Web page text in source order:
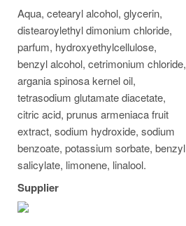
Aqua, cetearyl alcohol, glycerin,
distearoylethyl dimonium chloride,
parfum, hydroxyethylcellulose,
benzyl alcohol, cetrimonium chloride,
argania spinosa kernel oil,
tetrasodium glutamate diacetate,
citric acid, prunus armeniaca fruit
extract, sodium hydroxide, sodium
benzoate, potassium sorbate, benzyl
salicylate, limonene, linalool.
Supplier